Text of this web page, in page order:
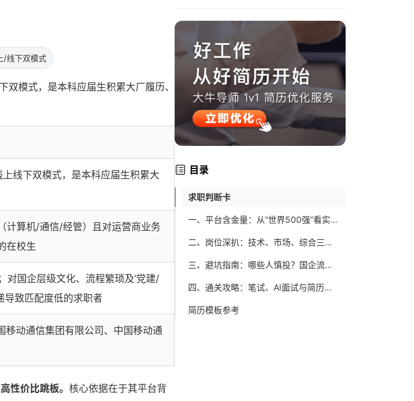
/线下双模式
模式，是本科应届生积累大厂履历、
线下双模式，是本科应届生积累大
计算机/通信/经管）且对运营商业务
在校生
国企层级文化、流程繁琐及‘党建/
导致匹配度低的求职者
移动通信集团有限公司、中国移动通
性价比跳板。 核心依据在于其平台背
目录
求职判断卡
一、平台含金量：从“世界500强”看实习的长期价值
二、岗位深扒：技术、市场、综合三类岗的真实工作画像
三、避坑指南：哪些人慎投？国企流程与“党建/行政”岗的真相
四、通关攻略：笔试、AI面试与简历投递的实操建议
简历模板参考